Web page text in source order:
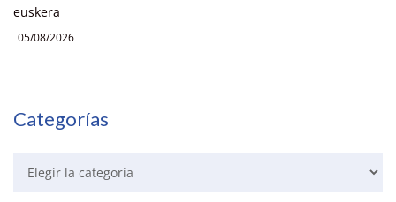
euskera
05/08/2026
Categorías